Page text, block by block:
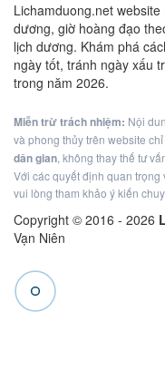
Lichamduong.net
dương, giờ hoàng đạo
lịch dương. Khám phá
ngày tốt, tránh ngày xấu
trong năm 2026.
Miễn trừ trách nhiệm: Nội
và phong thủy trên website
dân gian, không thay thế tư
Với các quyết định quan trọng
vui lòng tham khảo ý kiến
Copyright © 2016 - 2026
Vạn Niên